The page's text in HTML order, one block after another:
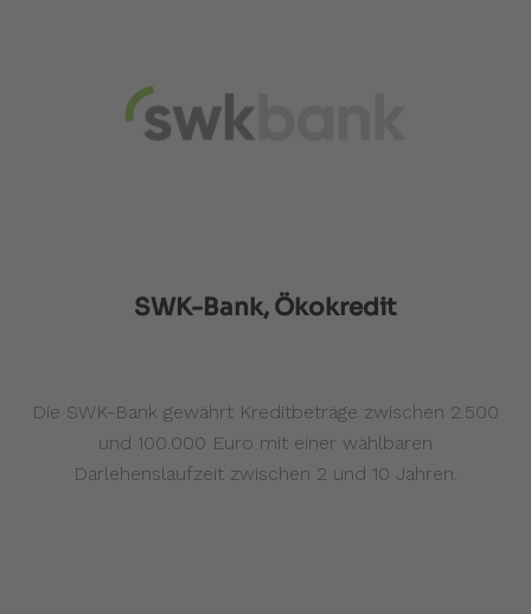
SWK-Bank, Ökokredit
Die SWK-Bank gewährt Kreditbeträge zwischen 2.500
und 100.000 Euro mit einer wählbaren
Darlehenslaufzeit zwischen 2 und 10 Jahren.